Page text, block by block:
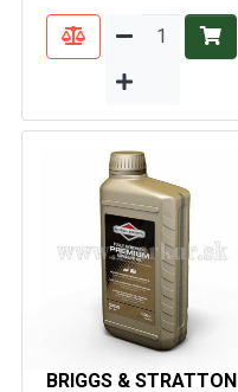
BRIGGS & STRATTON